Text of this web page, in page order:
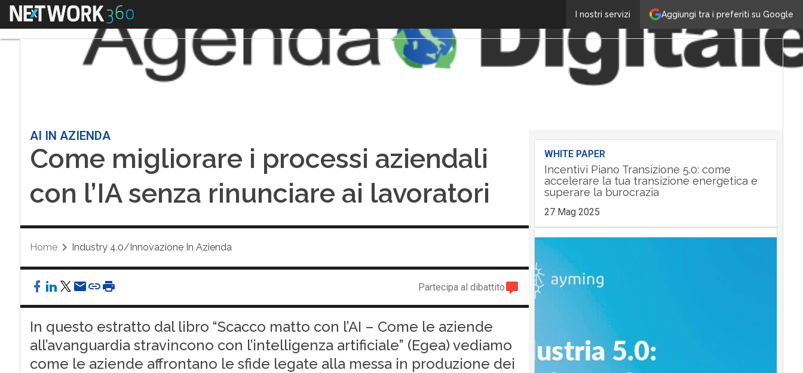
Aggiungi tra i preferiti su Google
I nostri servizi
Menu
AI IN AZIENDA
Come migliorare i processi aziendali
con l’IA senza rinunciare ai lavoratori
Home Industry 4.0/Innovazione In Azienda
Partecipa al dibattito
In questo estratto dal libro “Scacco matto con l’AI – Come le aziende
all’avanguardia stravincono con l’intelligenza artificiale” (Egea) vediamo
come le aziende affrontano le sfide legate alla messa in produzione dei
WHITE PAPER
Incentivi Piano Transizione 5.0: come
accelerare la tua transizione energetica e
superare la burocrazia
27 Mag 2025